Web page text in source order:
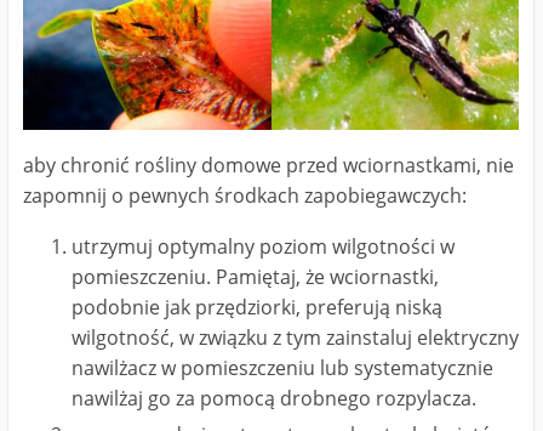
aby chronić rośliny domowe przed wciornastkami, nie
zapomnij o pewnych środkach zapobiegawczych:
utrzymuj optymalny poziom wilgotności w
pomieszczeniu. Pamiętaj, że wciornastki,
podobnie jak przędziorki, preferują niską
wilgotność, w związku z tym zainstaluj elektryczny
nawilżacz w pomieszczeniu lub systematycznie
nawilżaj go za pomocą drobnego rozpylacza.